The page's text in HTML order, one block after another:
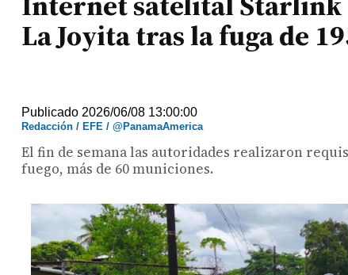
La Joyita tras la fuga de
Publicado 2026/06/08 13:00:00
Redacción / EFE / @PanamaAmerica
El fin de semana las autoridades realizaron
fuego, más de 60 municiones.